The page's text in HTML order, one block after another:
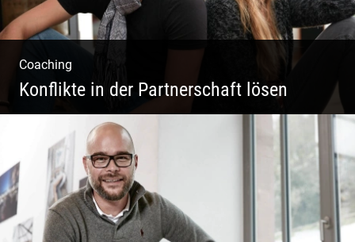
Coaching
Konflikte in der Partnerschaft lösen
Paar Coaching – Der Weg in die Leichtigkeit
und Harmonie